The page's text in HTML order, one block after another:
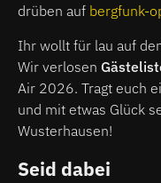
drüben auf bergfunk-
Ihr wollt für lau auf
Wir verlosen
Air 2026. Tragt euch
und mit etwas Glück
Wusterhausen!
Seid dabei